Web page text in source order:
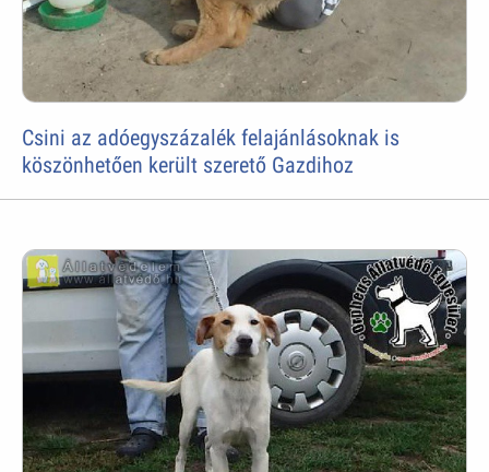
Csini az adóegyszázalék felajánlásoknak is
köszönhetően került szerető Gazdihoz